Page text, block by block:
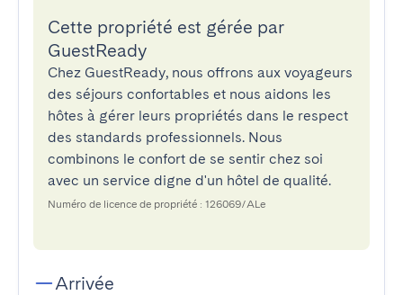
Cette propriété est gérée par
GuestReady
Chez GuestReady, nous offrons aux voyageurs
des séjours confortables et nous aidons les
hôtes à gérer leurs propriétés dans le respect
des standards professionnels. Nous
combinons le confort de se sentir chez soi
avec un service digne d'un hôtel de qualité.
Numéro de licence de propriété : 126069/ALe
Arrivée